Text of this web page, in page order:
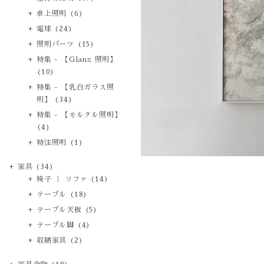
卓上照明 (6)
電球 (24)
照明パーツ (15)
特集 - 【Glanz 照明】
(10)
特集 - 【乳白ガラス照
明】
(34)
特集 - 【モルタル照明】
(4)
特注照明 (1)
家具 (34)
椅子 ｜ ソファ
(14)
テーブル (18)
テーブル天板 (5)
テーブル脚 (4)
収納家具 (2)